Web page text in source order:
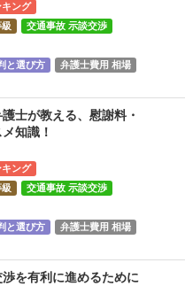
ング
交通事故 示談交渉
と選び方
弁護士費用 相場
士が教える、慰謝料・
知識！
ング
交通事故 示談交渉
と選び方
弁護士費用 相場
を有利に進めるために